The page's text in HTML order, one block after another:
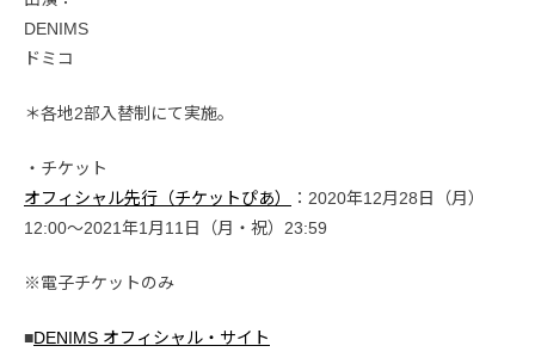
DENIMS
ドミコ
＊各地2部入替制にて実施。
・チケット
オフィシャル先行（チケットぴあ）
：2020年12月28日（月）
12:00～2021年1月11日（月・祝）23:59
※電子チケットのみ
■DENIMS オフィシャル・サイト